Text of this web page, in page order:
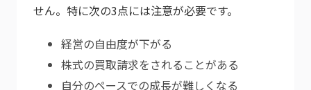
せん。特に次の3点には注意が必要です。
経営の自由度が下がる
株式の買取請求をされることがある
自分のペースでの成長が難しくなる